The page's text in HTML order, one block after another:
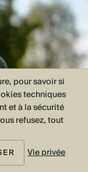
pour savoir si
techniques
et à la sécurité
refusez, tout
Vie privée